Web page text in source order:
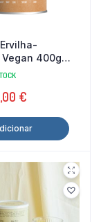
400g
€.
€O
preço
atual
21,00 €.